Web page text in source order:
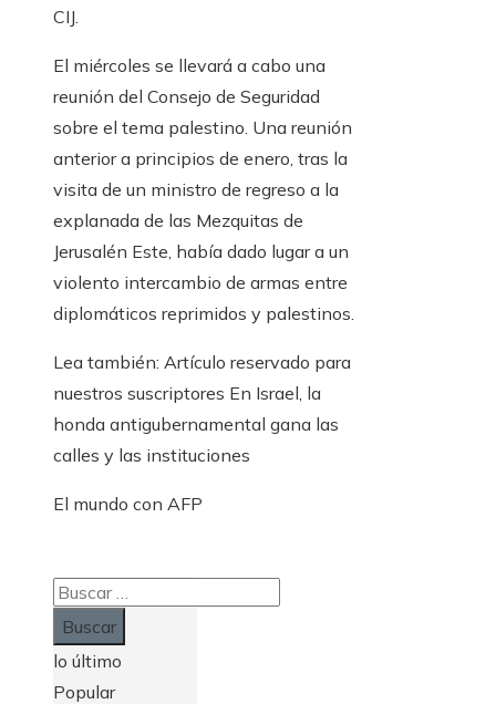
CIJ.
El miércoles se llevará a cabo una
reunión del Consejo de Seguridad
sobre el tema palestino. Una reunión
anterior a principios de enero, tras la
visita de un ministro de regreso a la
explanada de las Mezquitas de
Jerusalén Este, había dado lugar a un
violento intercambio de armas entre
diplomáticos reprimidos y palestinos.
Lea también: Artículo reservado para
nuestros suscriptores En Israel, la
honda antigubernamental gana las
calles y las instituciones
El mundo con AFP
Buscar:
lo último
Popular